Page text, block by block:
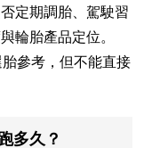
定期調胎、駕駛習
輪胎產品定位。
參考，但不能直接
多久？